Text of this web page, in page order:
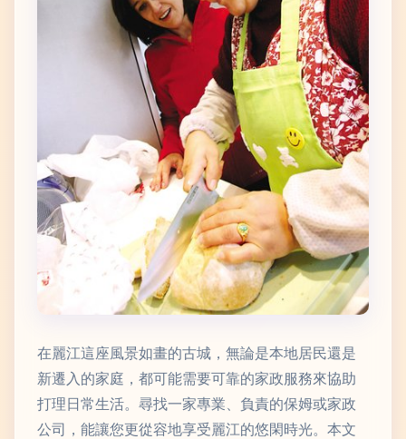
在麗江這座風景如畫的古城，無論是本地居民還是
新遷入的家庭，都可能需要可靠的家政服務來協助
打理日常生活。尋找一家專業、負責的保姆或家政
公司，能讓您更從容地享受麗江的悠閑時光。本文